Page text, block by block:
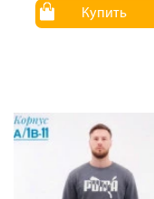
Купить